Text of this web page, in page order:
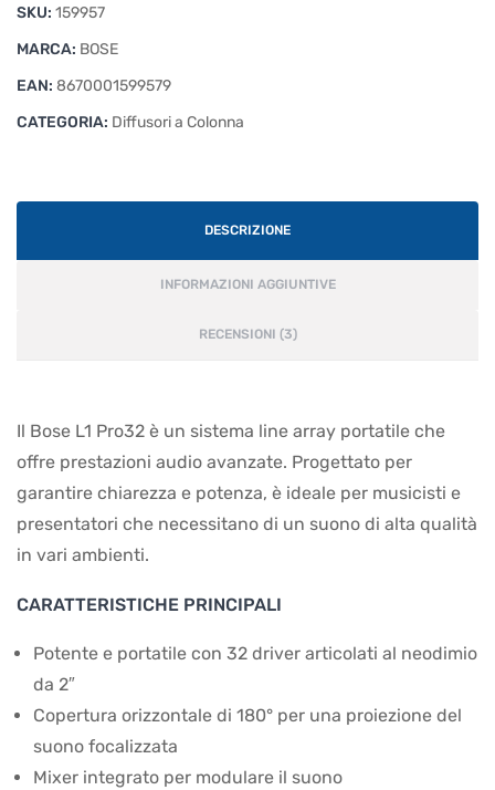
SKU: 159957
MARCA: BOSE
EAN: 8670001599579
CATEGORIA: Diffusori a Colonna
DESCRIZIONE
INFORMAZIONI AGGIUNTIVE
RECENSIONI (3)
Il Bose L1 Pro32 è un sistema line array portatile che
offre prestazioni audio avanzate. Progettato per
garantire chiarezza e potenza, è ideale per musicisti e
presentatori che necessitano di un suono di alta qualità
in vari ambienti.
CARATTERISTICHE PRINCIPALI
Potente e portatile con 32 driver articolati al neodimio
da 2″
Copertura orizzontale di 180° per una proiezione del
suono focalizzata
Mixer integrato per modulare il suono